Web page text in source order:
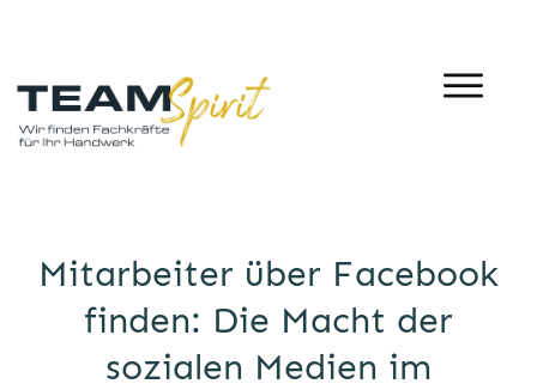
Mitarbeiter über Facebook
finden: Die Macht der
sozialen Medien im